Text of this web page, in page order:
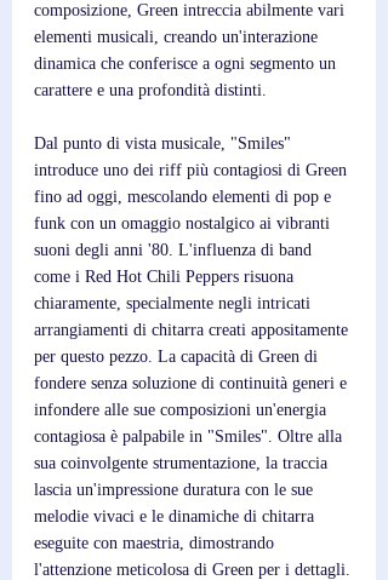
composizione, Green intreccia abilmente vari
elementi musicali, creando un'interazione
dinamica che conferisce a ogni segmento un
carattere e una profondità distinti.
Dal punto di vista musicale, "Smiles"
introduce uno dei riff più contagiosi di Green
fino ad oggi, mescolando elementi di pop e
funk con un omaggio nostalgico ai vibranti
suoni degli anni '80. L'influenza di band
come i Red Hot Chili Peppers risuona
chiaramente, specialmente negli intricati
arrangiamenti di chitarra creati appositamente
per questo pezzo. La capacità di Green di
fondere senza soluzione di continuità generi e
infondere alle sue composizioni un'energia
contagiosa è palpabile in "Smiles". Oltre alla
sua coinvolgente strumentazione, la traccia
lascia un'impressione duratura con le sue
melodie vivaci e le dinamiche di chitarra
eseguite con maestria, dimostrando
l'attenzione meticolosa di Green per i dettagli.